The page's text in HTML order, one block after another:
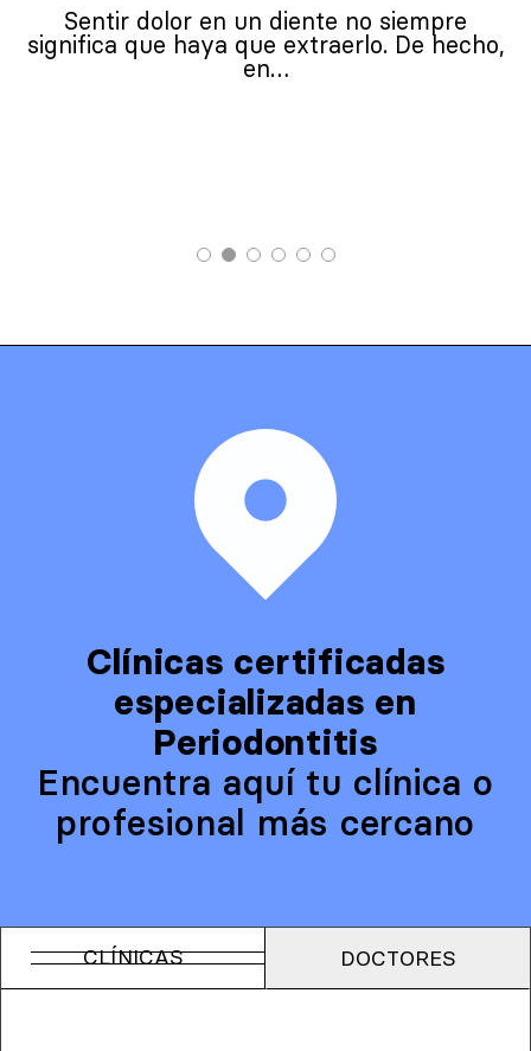
Sentir dolor en un diente no siempre
significa que haya que extraerlo. De hecho,
en…
Clínicas certificadas
especializadas en
Periodontitis
Encuentra aquí tu clínica o
profesional más cercano
CLÍNICAS DOCTORES